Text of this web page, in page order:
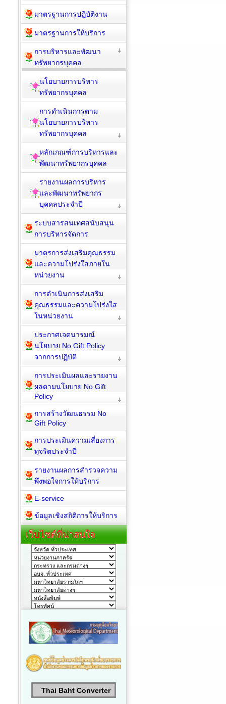
มาตรฐานการปฏิบัติงาน
มาตรฐานการให้บริการ
การบริหารและพัฒนา
ทรัพยากรบุคคล
นโยบายการบริหาร
ทรัพยากรบุคคล
การดำเนินการตาม
นโยบายการบริหาร
ทรัพยากรบุคคล
หลักเกณฑ์การบริหารและ
พัฒนาทรัพยากรบุคคล
รายงานผลการบริหาร
และพัฒนาทรัพยากร
บุคคลประจำปี
ระบบสารสนเทศสนับสนุน
การบริหารจัดการ
มาตรการส่งเสริมคุณธรรม
และความโปร่งใสภายใน
หน่วยงาน
การดำเนินการส่งเสริม
คุณธรรมและความโปร่งใส
ในหน่วยงาน
ประกาศเจตนารมณ์
นโยบาย No Gift Policy
จากการปฏิบัติ
การประเมินผลและรายงาน
ผลตามนโยบาย No Gift
Policy
การสร้างวัฒนธรรม No
Gift Policy
การประเมินความเสี่ยงการ
ทุจริตประจำปี
รายงานผลการสำรวจความ
พึงพอใจการให้บริการ
E-service
ข้อมูลเชิงสถิติการให้บริการ
เว็บไซต์ที่น่าสนใจ
Thai Baht Converter